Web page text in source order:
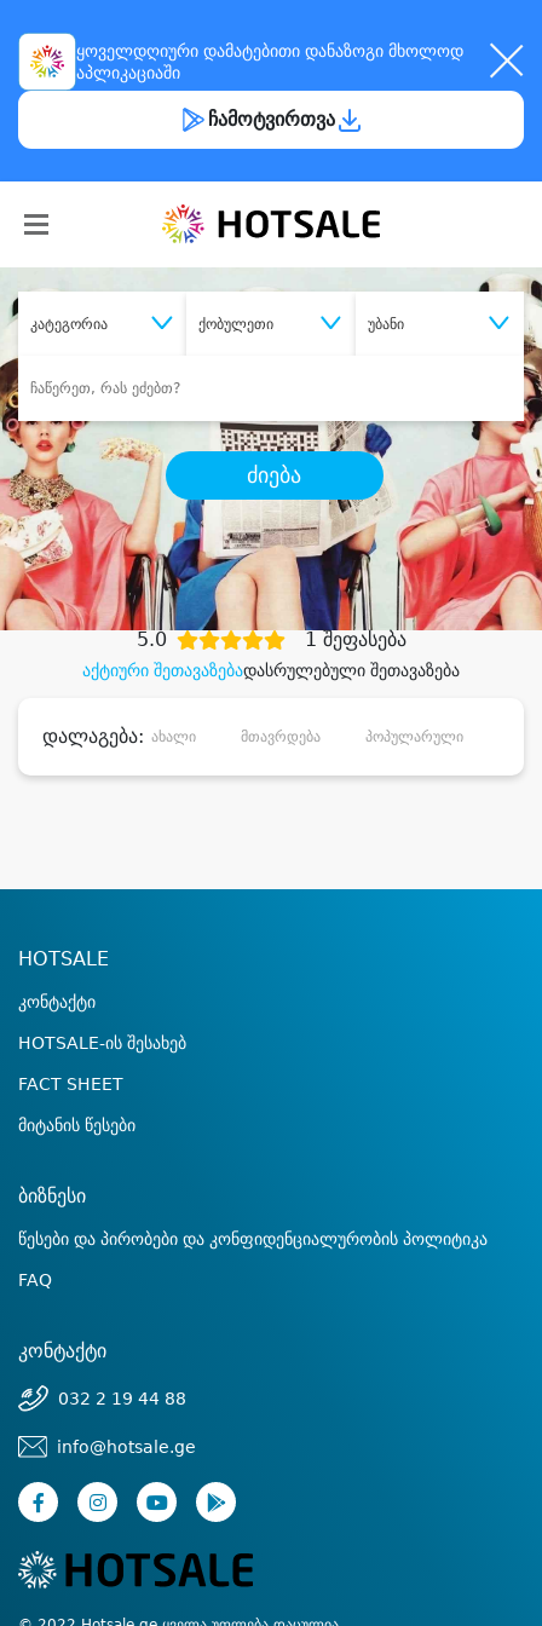
ყოველდღიური დამატებითი დანაზოგი მხოლოდ
აპლიკაციაში
ჩამოტვირთვა
კატეგორია ქობულეთი უბანი
ძიება
შეიძინესასურველი მომსახურება
დიდი დანაზოგით
აქტიური შეთავაზებადასრულებული შეთავაზება
5.0 1 შეფასება
დალაგება: ახალი მთავრდება პოპულარული
HOTSALE
კონტაქტი
HOTSALE-ის შესახებ
FACT SHEET
მიტანის წესები
ბიზნესი
წესები და პირობები და კონფიდენციალურობის პოლიტიკა
FAQ
კონტაქტი
032 2 19 44 88
info@hotsale.ge